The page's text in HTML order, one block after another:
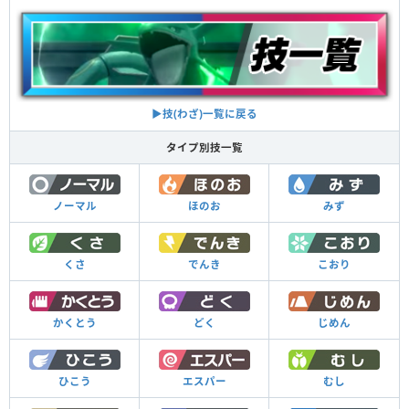
▶︎技(わざ)一覧に戻る
タイプ別技一覧
ノーマル ほのお みず
くさ でんき こおり
かくとう どく じめん
ひこう エスパー むし